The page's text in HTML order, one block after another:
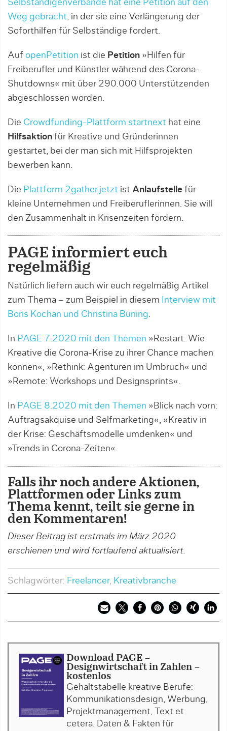
Selbständigenverbände hat eine Petition auf den
Weg gebracht, in der sie eine Verlängerung der
Soforthilfen für Selbständige fordert.
Auf openPetition ist die Petition »Hilfen für
Freiberufler und Künstler während des Corona-
Shutdowns« mit über 290.000 Unterstützenden
abgeschlossen worden.
Die Crowdfunding-Plattform startnext hat eine
Hilfsaktion für Kreative und Gründerinnen
gestartet, bei der man sich mit Hilfsprojekten
bewerben kann.
Die Plattform 2gather.jetzt ist Anlaufstelle für
kleine Unternehmen und Freiberuflerinnen. Sie will
den Zusammenhalt in Krisenzeiten fördern.
PAGE informiert euch
regelmäßig
Natürlich liefern auch wir euch regelmäßig Artikel
zum Thema – zum Beispiel in diesem
Interview mit
Boris Kochan und Christina Büning.
In PAGE 7.2020 mit den Themen »Restart: Wie
Kreative die Corona-Krise zu ihrer Chance machen
können«, »Rethink: Agenturen im Umbruch« und
»Remote: Workshops und Designsprints«.
In PAGE 8.2020 mit den Themen »Blick nach vorn:
Auftragsakquise und Selfmarketing«, »Kreativ in
der Krise: Geschäftsmodelle umdenken« und
»Trends in Corona-Zeiten«.
Falls ihr noch andere Aktionen,
Plattformen oder Links zum
Thema kennt, teilt sie gerne in
den Kommentaren!
Dieser Beitrag ist erstmals im März 2020
erschienen und wird fortlaufend aktualisiert.
Schlagwörter: Freelancer, Kreativbranche
Download PAGE -
Designwirtschaft in Zahlen -
kostenlos
Gehaltstabelle kreative Berufe:
Kommunikationsdesign, Werbung,
Projektmanagement, Text et
cetera. Daten & Fakten für